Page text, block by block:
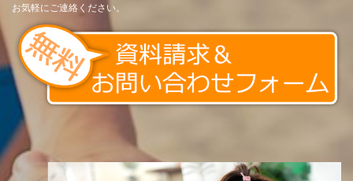
お気軽にご連絡ください。